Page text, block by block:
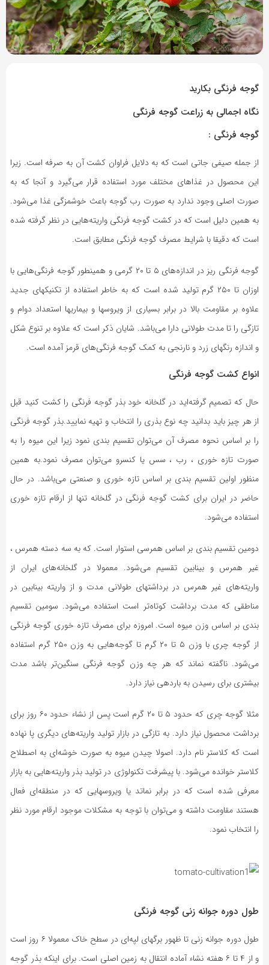
گوجه فرنگی بکارید
نگاه اجمالی به زراعت گوجه فرنگی
گوجه فرنگی :
از جمله صیفی‌ جاتی است که به دلایل فراوان کشت آن به صرفه است. زیرا
این محصول در غذاهای مختلف مورد استفاده قرار می‌گیرد و آنجا که به
صورت اصلی وجود ندارد به صورت رب گوجه باعث خوشمزگی غذا می‌شود.
به همین دلیل است که در کشت گوجه فرنگی واریته‌هایی در نظر گرفته شده
است که دقیقا با شرایط مصرف گوجه فرنگی مطابق است.
گوجه فرنگی ریز در اندازه‌های ۵ تا ۲۰ گرمی و همینطور گوجه فرنگی‌هایی با
اوزان تا ۲۵۰ گرم تولید شده است که به خاطر استفاده از تکنیکهای جدید
علاوه بر مقاومت بالا در برابر بسیاری از ویروسها و بیماریها استعداد دوام و
تازگی را تا مدت طولانی دارا می‌باشد. شایان ذکر است که علاوه بر تنوع شکل
و اندازه رنگهای زرد و نارنجی به کمک گوجه فرنگی‌های قرمز آمده است.
انواع کشت گوجه فرنگی
حال که تصمیم گرفته‌اید در گلخانه خود بذر گوجه فرنگی را کشت کنید قبل
از هر چیز باید بدانید چه نوع بذری را انتخاب و تهیه نمایید.بذر گوجه فرنگی
را بر اساس نحوه مصرف آن می‌توان تقسیم بندی نمود زیرا این میوه را به
صورت تازه خوری ، رب ، سس یا کنسرو می‌توان مصرف نمود.به همین
منظور اولین تقسیم بندی بر اساس تازه خوری و صنعتی می‌باشد. در حال
حاضر در ایران برای کشت گوجه فرنگی در گلخانه تنها از ارقام تازه خوری
استفاده می‌شود.
دومین تقسیم بندی بر اساس همرسی استوار است. که به سه دسته همرس ،
غیر همرس و بینابین تقسیم می‌شود. معمولا در گلخانه‌های ایران از
واریته‌های غیر همرس در برداشتهای طولانی مدت و از واریته بینابین در
مناطقی که مدت برداشت کوتاه‌تر است استفاده می‌شود. سومین تقسیم
بندی بر اساس وزن میوه است. امروزه برای مصرف تازه خوری گوجه فرنگی
از گوجه چری با وزن ۵ تا ۲۰ گرم تا گوجه‌هایی به وزن ۲۵۰ گرم استفاده
می‌شود. ناگفته نماند که هر چه وزن گوجه فرنگی سنگین‌تر باشد مدت
بیشتری برای رسیدن به باردهی نیاز دارد.
مثلا گوجه چری که حدود ۵ تا ۲۰ گرم است پس از نشاء حدود ۶۰ روز برای
برداشت محصول نیاز دارد. به تازگی در بازار تولید واریته‌های دیگری پا نهاده
است که کلاستر نام دارد. اصولا چیدن میوه به صورت خوشه‌ای به اصطلاح
کلاستر خوانده می‌شود. با پیشرفت تکنولوژی در تولید بذر واریته‌هایی به بازار
معرفی شده است که در برابر نماتد یا ویروسهایی که در منطقه‌ای فعال
هستند مقاومت داشته و می‌توان با توجه به مشکلات موجود ارقام مورد نظر
را انتخاب نمود.
طول دوره جوانه زنی گوجه فرنگی
طول دوره جوانه زنی تا ظهور برگهای لپه‌ای در سطح خاک معمولا ۶ روز است
و از ۴ تا ۶ هفته نشاء آماده انتقال به زمین اصلی است. برای اینکه بذر گوجه